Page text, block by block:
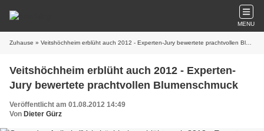
MENU
Zuhause » Veitshöchheim erblüht auch 2012 - Experten-Jury bewertete prachtvollen Blumenschmuck
Veitshöchheim erblüht auch 2012 - Experten-
Jury bewertete prachtvollen Blumenschmuck
Veröffentlicht am 01.08.2012 14:49
Von Dieter Gürz